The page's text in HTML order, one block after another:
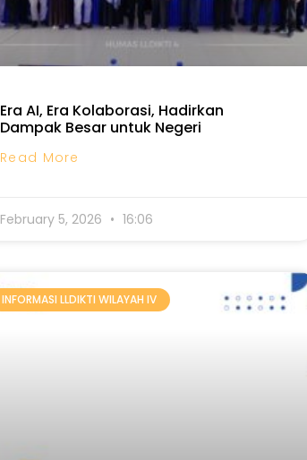
Era AI, Era Kolaborasi, Hadirkan
Dampak Besar untuk Negeri
Read More
February 5, 2026 16:06
INFORMASI LLDIKTI WILAYAH IV